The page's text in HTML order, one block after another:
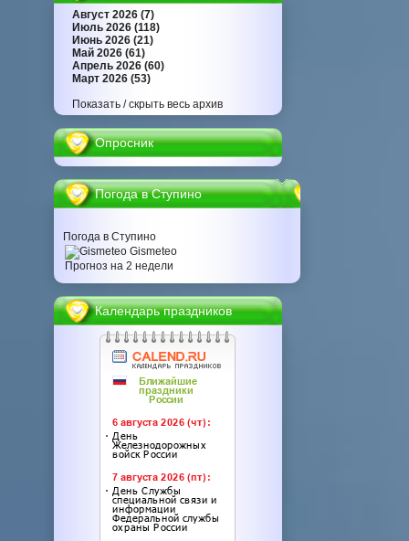
Август 2026 (7)
Июль 2026 (118)
Июнь 2026 (21)
Май 2026 (61)
Апрель 2026 (60)
Март 2026 (53)
Показать / скрыть весь архив
Опросник
Погода в Ступино
Погода в Ступино
Gismeteo
Прогноз на 2 недели
Календарь праздников